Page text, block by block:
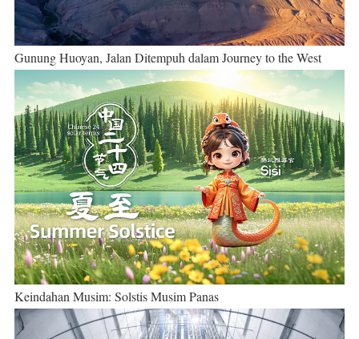
Gunung Huoyan, Jalan Ditempuh dalam Journey to the West
Keindahan Musim: Solstis Musim Panas